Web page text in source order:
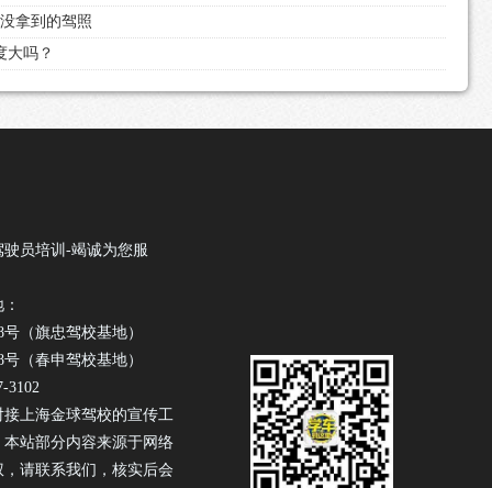
拿到的驾照
大吗？
员培训-竭诚为您服
（旗忠驾校基地）
（春申驾校基地）
3102
上海金球驾校的宣传工
站部分内容来源于网络
请联系我们，核实后会